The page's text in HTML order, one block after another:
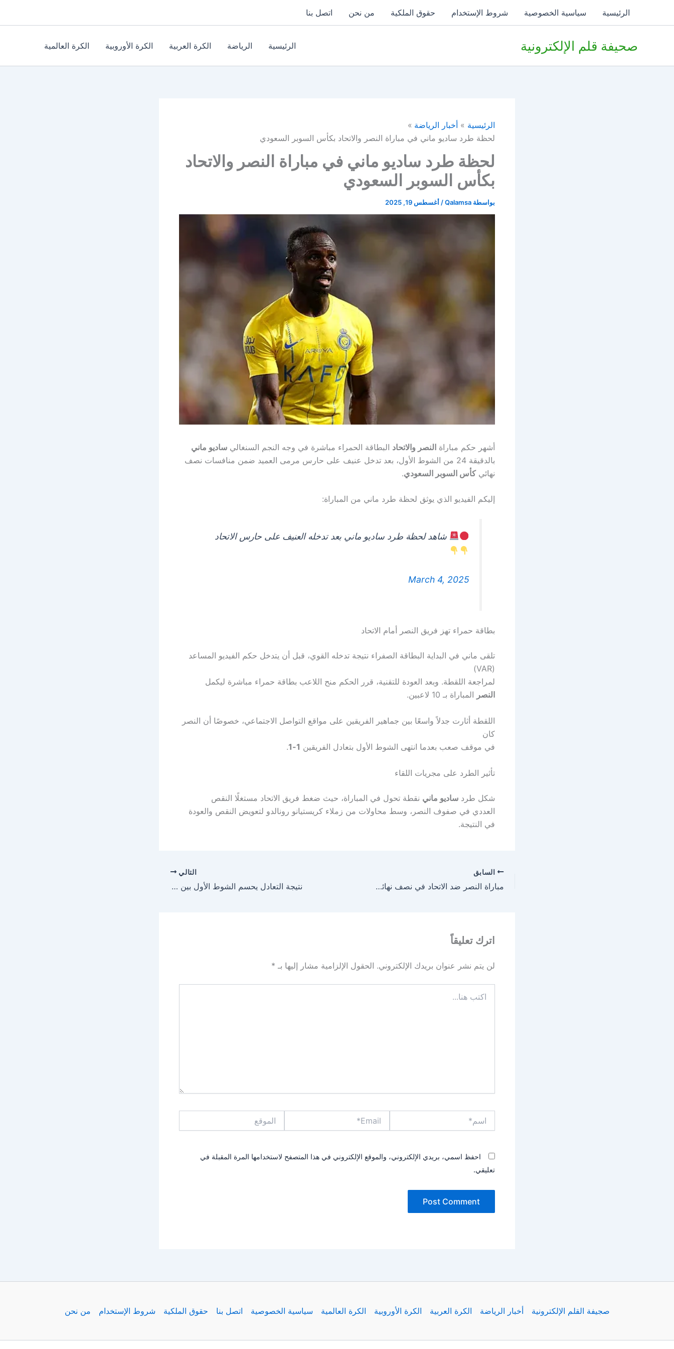
الرئيسية سياسية الخصوصية شروط الإستخدام حقوق الملكية من نحن اتصل بنا
صحيفة قلم الإلكترونية الرئيسية الرياضة الكرة العربية الكرة الأوروبية الكرة العالمية
الرئيسية
أخبار الرياضة
لحظة طرد ساديو ماني في مباراة النصر والاتحاد بكأس السوبر السعودي
لحظة طرد ساديو ماني في مباراة النصر والاتحاد
بكأس السوبر السعودي
بواسطة Qalamsa
/ أغسطس 19, 2025
أشهر حكم مباراة النصر والاتحاد البطاقة الحمراء مباشرة في وجه النجم السنغالي ساديو ماني
بالدقيقة 24 من الشوط الأول، بعد تدخل عنيف على حارس مرمى العميد ضمن منافسات نصف
نهائيكأس السوبر السعودي.
إليكم الفيديو الذي يوثق لحظة طرد ماني من المباراة:
شاهد لحظة طرد ساديو ماني بعد تدخله العنيف على حارس الاتحاد
March 4, 2025
بطاقة حمراء تهز فريق النصر أمام الاتحاد
تلقى ماني في البداية البطاقة الصفراء نتيجة تدخله القوي، قبل أن يتدخل حكم الفيديو المساعد
(VAR)
لمراجعة اللقطة. وبعد العودة للتقنية، قرر الحكم منح اللاعب بطاقة حمراء مباشرة ليكمل
النصر المباراة بـ 10 لاعبين.
اللقطة أثارت جدلاً واسعًا بين جماهير الفريقين على مواقع التواصل الاجتماعي، خصوصًا أن النصر
كان
في موقف صعب بعدما انتهى الشوط الأول بتعادل الفريقين 1-1
.
تأثير الطرد على مجريات اللقاء
شكل طرد ساديو ماني نقطة تحول في المباراة، حيث ضغط فريق الاتحاد مستغلًا النقص
العددي في صفوف النصر، وسط محاولات من زملاء كريستيانو رونالدو لتعويض النقص والعودة
في النتيجة.
السابق
مباراة النصر ضد الاتحاد في نصف نهائي السوبر السعودي 2025
التالي
نتيجة التعادل يحسم الشوط الأول بين النصر والاتحاد في السوبر السعودي
اترك تعليقاً
لن يتم نشر عنوان بريدك الإلكتروني. الحقول الإلزامية مشار إليها بـ *
هنا...
احفظ اسمي، بريدي الإلكتروني، والموقع الإلكتروني في هذا المتصفح لاستخدامها المرة المقبلة في
تعليقي.
صجيفة القلم الإلكترونية أخبار الرياضة الكرة العربية الكرة الأوروبية الكرة العالمية سياسية الخصوصية اتصل بنا حقوق الملكية شروط الإستخدام من نحن